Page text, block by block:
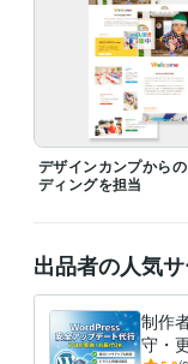
デザインカンプから
ディングを担当
出品者の人気
制作
守・